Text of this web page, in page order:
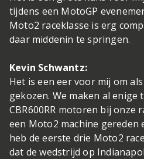
tijdens een MotoGP
Moto2 raceklasse is erg
daar middenin te springen.
Kevin Schwantz:
Het is een eer voor mij om
gekozen. We maken al enige
CBR600RR motoren bij onze
een Moto2 machine gereden
heb de eerste drie Moto2
dat de wedstrijd op